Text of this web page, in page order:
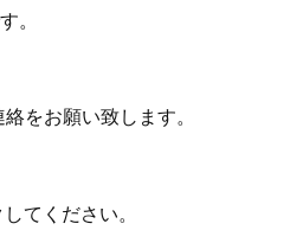
。
をお願い致します。
てください。